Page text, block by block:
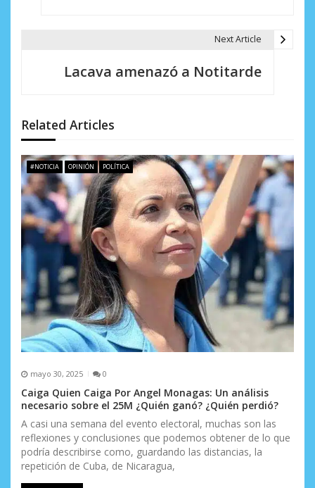
ó
n
d
e
e
n
t
r
a
d
a
s
Next Article
Lacava amenazó a Notitarde
Related Articles
#NOTICIA OPINIÓN POLÍTICA
mayo 30, 2025 0
Caiga Quien Caiga Por Angel Monagas: Un análisis
necesario sobre el 25M ¿Quién ganó? ¿Quién perdió?
A casi una semana del evento electoral, muchas son las
reflexiones y conclusiones que podemos obtener de lo que
podría describirse como, guardando las distancias, la
repetición de Cuba, de Nicaragua,